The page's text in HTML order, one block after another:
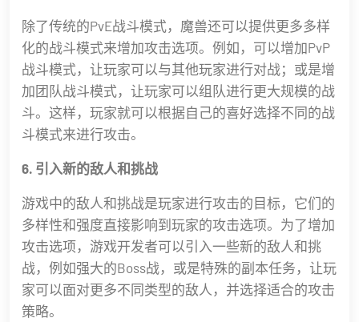
除了传统的PvE战斗模式，魔兽还可以提供更多多样
化的战斗模式来增加攻击选项。例如，可以增加PvP
战斗模式，让玩家可以与其他玩家进行对战；或是增
加团队战斗模式，让玩家可以组队进行更大规模的战
斗。这样，玩家就可以根据自己的喜好选择不同的战
斗模式来进行攻击。
6. 引入新的敌人和挑战
游戏中的敌人和挑战是玩家进行攻击的目标，它们的
多样性和强度直接影响到玩家的攻击选项。为了增加
攻击选项，游戏开发者可以引入一些新的敌人和挑
战，例如强大的Boss战，或是特殊的副本任务，让玩
家可以面对更多不同类型的敌人，并选择适合的攻击
策略。